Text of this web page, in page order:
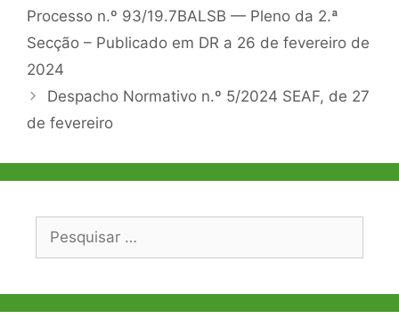
Processo n.º 93/19.7BALSB — Pleno da 2.ª
Secção – Publicado em DR a 26 de fevereiro de
2024
Despacho Normativo n.º 5/2024 SEAF, de 27
de fevereiro
Pesquisar